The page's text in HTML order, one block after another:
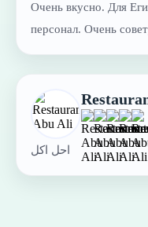
Очень вкусно. Для
персонал. Очень
احل اكل